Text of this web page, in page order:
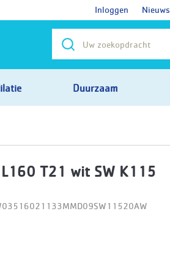
Inloggen Nieuws
Duurzaam
T21 wit SW K115